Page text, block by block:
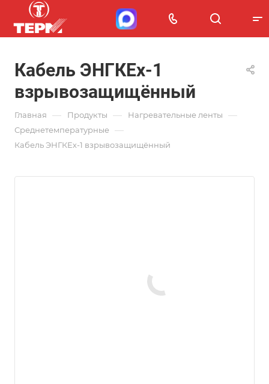
Кабель ЭНГКЕх-1
взрывозащищённый
Главная — Продукты — Нагревательные ленты —
Среднетемпературные —
Кабель ЭНГКЕх-1 взрывозащищённый